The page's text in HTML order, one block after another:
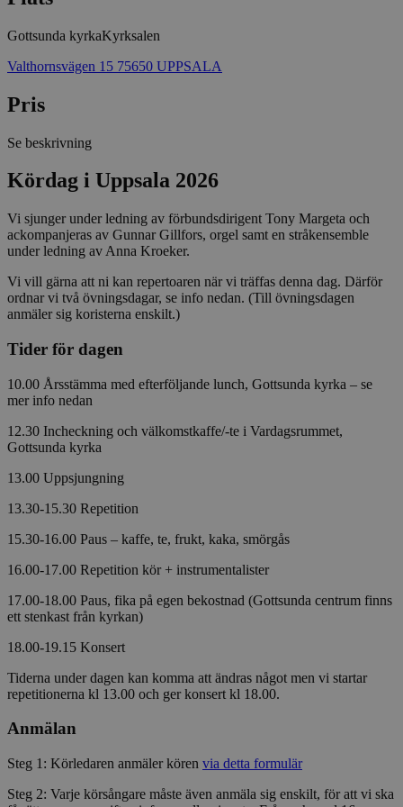
Gottsunda kyrkaKyrksalen
Valthornsvägen 15 75650 UPPSALA
Pris
Se beskrivning
Kördag i Uppsala 2026
Vi sjunger under ledning av förbundsdirigent Tony Margeta och
ackompanjeras av Gunnar Gillfors, orgel samt en stråkensemble
under ledning av Anna Kroeker.
Vi vill gärna att ni kan repertoaren när vi träffas denna dag. Därför
ordnar vi två övningsdagar, se info nedan. (Till övningsdagen
anmäler sig koristerna enskilt.)
Tider för dagen
10.00 Årsstämma med efterföljande lunch, Gottsunda kyrka – se
mer info nedan
12.30 Incheckning och välkomstkaffe/-te i Vardagsrummet,
Gottsunda kyrka
13.00 Uppsjungning
13.30-15.30 Repetition
15.30-16.00 Paus – kaffe, te, frukt, kaka, smörgås
16.00-17.00 Repetition kör + instrumentalister
17.00-18.00 Paus, fika på egen bekostnad (Gottsunda centrum finns
ett stenkast från kyrkan)
18.00-19.15 Konsert
Tiderna under dagen kan komma att ändras något men vi startar
repetitionerna kl 13.00 och ger konsert kl 18.00.
Anmälan
Steg 1: Körledaren anmäler kören via detta formulär
Steg 2: Varje körsångare måste även anmäla sig enskilt, för att vi ska